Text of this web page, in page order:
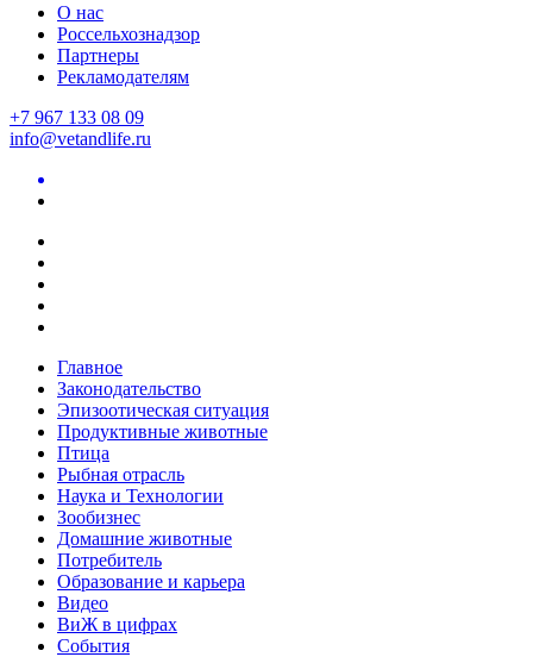
О нас
Россельхознадзор
Партнеры
Рекламодателям
+7 967 133 08 09
info@vetandlife.ru
Главное
Законодательство
Эпизоотическая ситуация
Продуктивные животные
Птица
Рыбная отрасль
Наука и Технологии
Зообизнес
Домашние животные
Потребитель
Образование и карьера
Видео
ВиЖ в цифрах
События